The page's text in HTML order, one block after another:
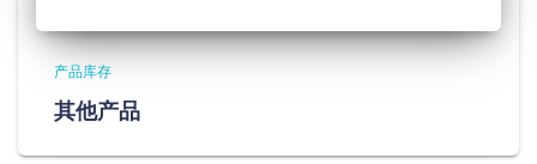
产品库存
其他产品